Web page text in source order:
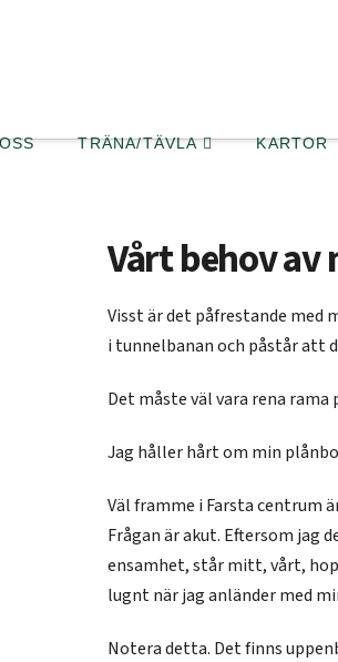
TRÄNA/TÄVLA KARTOR
Vårt behov av
Visst är det påfrestande med
i tunnelbanan och påstår att
Det måste väl vara rena
Jag håller hårt om min
Väl framme i Farsta centrum
Frågan är akut. Eftersom jag
ensamhet, står mitt, vårt,
lugnt när jag anländer med
Notera detta. Det finns